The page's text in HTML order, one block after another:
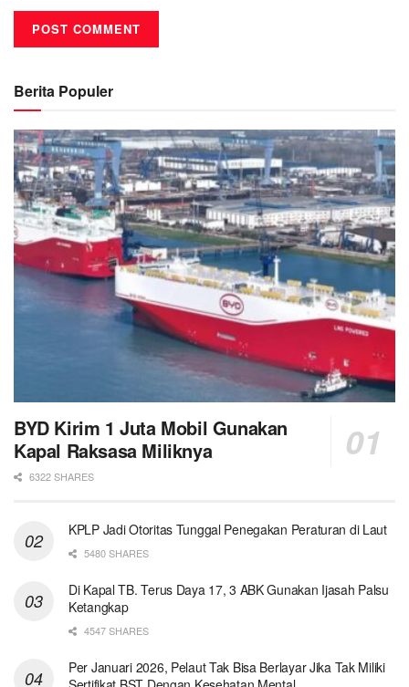
Berita Populer
BYD Kirim 1 Juta Mobil Gunakan
Kapal Raksasa Miliknya
6322 SHARES
KPLP Jadi Otoritas Tunggal Penegakan Peraturan di Laut
5480 SHARES
Di Kapal TB. Terus Daya 17, 3 ABK Gunakan Ijasah Palsu
Ketangkap
4547 SHARES
Per Januari 2026, Pelaut Tak Bisa Berlayar Jika Tak Miliki